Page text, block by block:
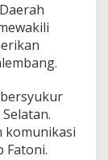
bersyukur
komunikasi
Fatoni.